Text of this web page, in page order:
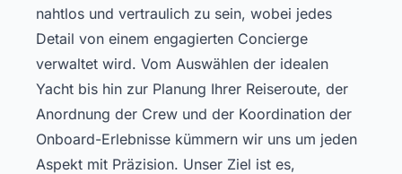
nahtlos und vertraulich zu sein, wobei jedes
Detail von einem engagierten Concierge
verwaltet wird. Vom Auswählen der idealen
Yacht bis hin zur Planung Ihrer Reiseroute, der
Anordnung der Crew und der Koordination der
Onboard-Erlebnisse kümmern wir uns um jeden
Aspekt mit Präzision. Unser Ziel ist es,